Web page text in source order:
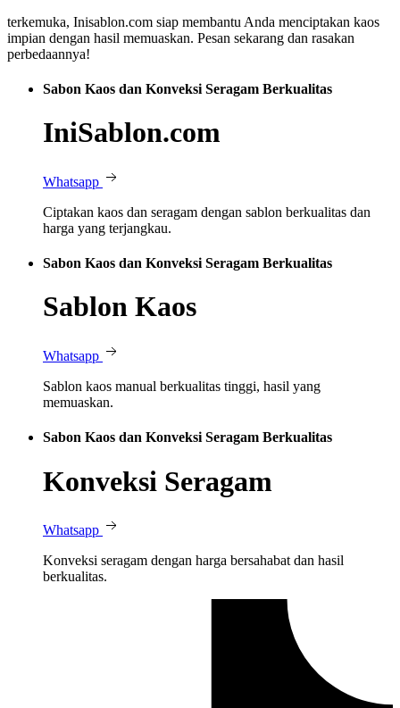
terkemuka, Inisablon.com siap membantu Anda menciptakan kaos
impian dengan hasil memuaskan. Pesan sekarang dan rasakan
perbedaannya!
Sabon Kaos dan Konveksi Seragam Berkualitas
IniSablon.com
Whatsapp
Ciptakan kaos dan seragam dengan sablon berkualitas dan
harga yang terjangkau.
Sabon Kaos dan Konveksi Seragam Berkualitas
Sablon Kaos
Whatsapp
Sablon kaos manual berkualitas tinggi, hasil yang
memuaskan.
Sabon Kaos dan Konveksi Seragam Berkualitas
Konveksi Seragam
Whatsapp
Konveksi seragam dengan harga bersahabat dan hasil
berkualitas.